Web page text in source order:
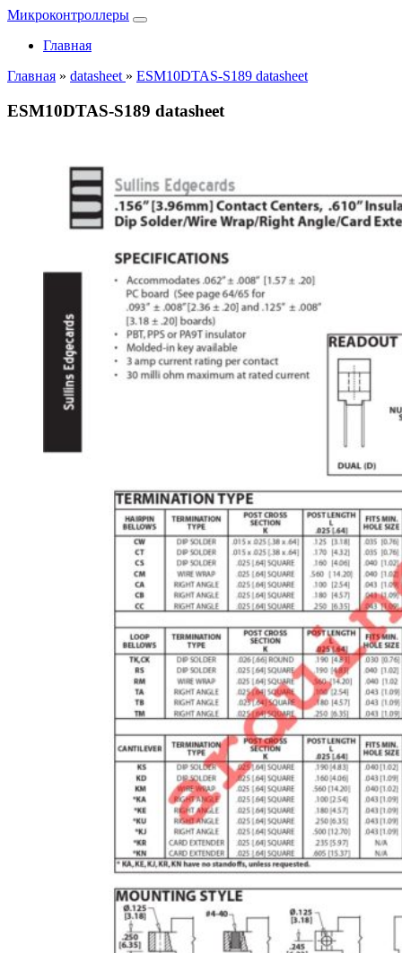
Микроконтроллеры
Главная
Главная » datasheet » ESM10DTAS-S189 datasheet
ESM10DTAS-S189 datasheet